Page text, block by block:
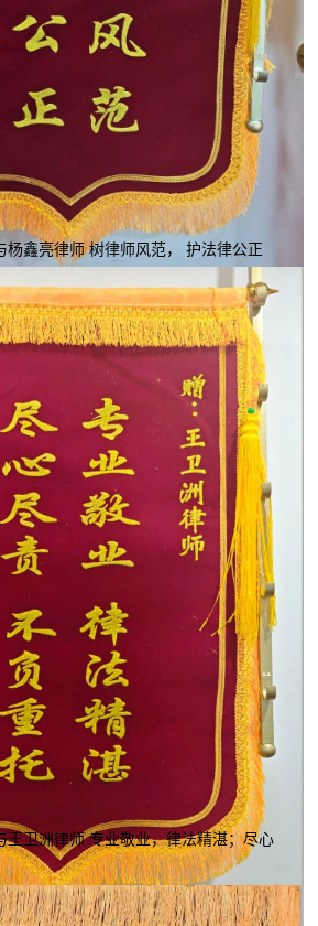
杨鑫亮律师 树律师风范， 护法律公正
王卫洲律师 专业敬业，律法精湛；尽心